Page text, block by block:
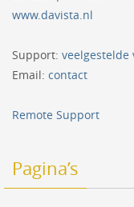
www.davista.nl
Support: veelgestelde
Email: contact
Remote Support
Pagina’s